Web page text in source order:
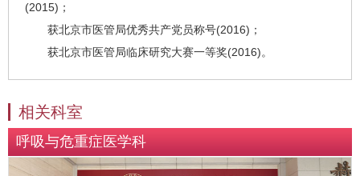
(2015)；
获北京市医管局优秀共产党员称号(2016)；
获北京市医管局临床研究大赛一等奖(2016)。
相关科室
呼吸与危重症医学科